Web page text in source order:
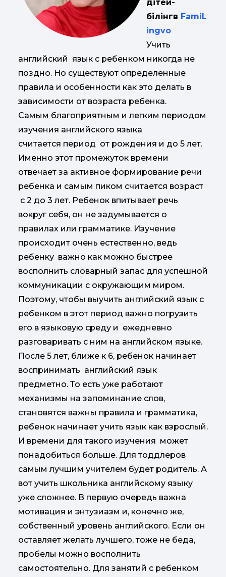
дітей-
білінгв FamiL
ingvo
Учить
английский язык с ребенком никогда не
поздно. Но существуют определенные
правила и особенности как это делать в
зависимости от возраста ребенка.
Самым благоприятным и легким периодом
изучения английского языка
считается период от рождения и до 5 лет.
Именно этот промежуток времени
отвечает за активное формирование речи
ребенка и самым пиком считается возраст
с 2 до 3 лет. Ребенок впитывает речь
вокруг себя, он не задумывается о
правилах или грамматике. Изучение
происходит очень естественно, ведь
ребенку важно как можно быстрее
восполнить словарный запас для успешной
коммуникации с окружающим миром.
Поэтому, чтобы выучить английский язык с
ребенком в этот период важно погрузить
его в языковую среду и ежедневно
разговаривать с ним на английском языке.
После 5 лет, ближе к 6, ребенок начинает
воспринимать английский язык
предметно. То есть уже работают
механизмы на запоминание слов,
становятся важны правила и грамматика,
ребенок начинает учить язык как взрослый.
И времени для такого изучения может
понадобиться больше. Для тоддлеров
самым лучшим учителем будет родитель. А
вот учить школьника английскому языку
уже сложнее. В первую очередь важна
мотивация и энтузиазм и, конечно же,
собственный уровень английского. Если он
оставляет желать лучшего, тоже не беда,
пробелы можно восполнить
самостоятельно. Для занятий с ребенком